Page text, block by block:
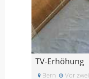
TV-Erhöhung
Bern Vor